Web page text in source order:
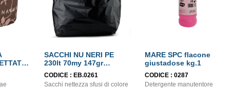
2
SACCHI NU NERI PE
230lt 70my 147gr
95x120cm
CODICE : EB.0261
Sacchi nettezza sfusi di colore
MARE SPC flacone
giustadose kg.1
CODICE : 0287
Detergente manutentore